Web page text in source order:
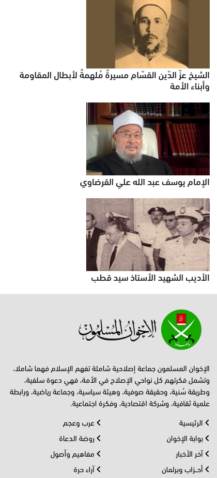
الشيخ عزّ الدّين القسّام مسيرةٌ مُلهمةٌ لأبطال المقاومة
وأبناء الأمة
الإمام يوسف عبد الله علي القرضاوي
الأديب الشهيد الأستاذ سيد قطب
الإخوان المسلمون جماعة إصلاحية شاملة تفهم الإسلام فهما شاملا،
وتشمل فكرتهم كل نواحي الإصلاح في الأمة، فهي دعوة سلفية،
وطريقة سُنية، وحقيقة صوفية، وهيئة سياسية، وجماعة رياضية، ورابطة
علمية ثقافية، وشركة اقتصادية، وفكرة اجتماعية.
الرئيسية
بوابة الإخوان
آخر الأخبار
أحــزاب وبرلمان
عرب وعجم
روضة الدعاة
مفاهيم وأصول
آراء حرة